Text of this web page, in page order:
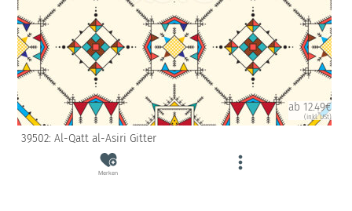
ab 12.49€
(inkl. USt)
39502: Al-Qatt al-Asiri Gitter
Merken